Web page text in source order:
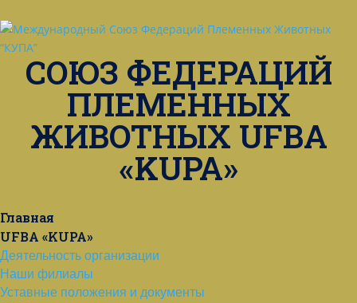
СОЮЗ ФЕДЕРАЦИЙ
ПЛЕМЕННЫХ
ЖИВОТНЫХ UFBA
«KUPA»
Главная
UFBA «KUPA»
Деятельность организации
Наши филиалы
Уставные положения и документы